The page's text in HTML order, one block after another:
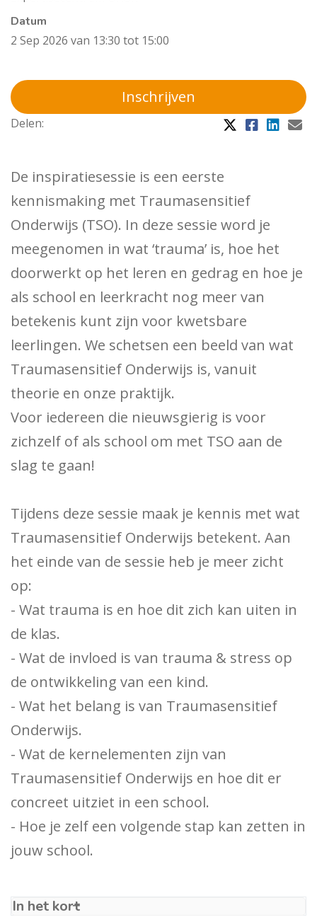
Datum
2 Sep 2026 van 13:30 tot 15:00
Inschrijven
Delen:
De inspiratiesessie is een eerste
kennismaking met Traumasensitief
Onderwijs (TSO). In deze sessie word je
meegenomen in wat ‘trauma’ is, hoe het
doorwerkt op het leren en gedrag en hoe je
als school en leerkracht nog meer van
betekenis kunt zijn voor kwetsbare
leerlingen. We schetsen een beeld van wat
Traumasensitief Onderwijs is, vanuit
theorie en onze praktijk.
Voor iedereen die nieuwsgierig is voor
zichzelf of als school om met TSO aan de
slag te gaan!
Tijdens deze sessie maak je kennis met wat
Traumasensitief Onderwijs betekent. Aan
het einde van de sessie heb je meer zicht
op:
- Wat trauma is en hoe dit zich kan uiten in
de klas.
- Wat de invloed is van trauma & stress op
de ontwikkeling van een kind.
- Wat het belang is van Traumasensitief
Onderwijs.
- Wat de kernelementen zijn van
Traumasensitief Onderwijs en hoe dit er
concreet uitziet in een school.
- Hoe je zelf een volgende stap kan zetten in
jouw school.
In het kort